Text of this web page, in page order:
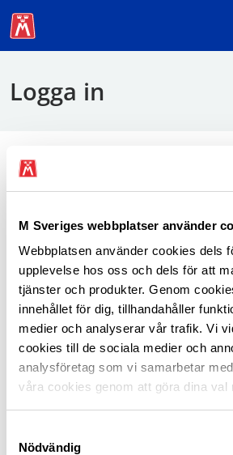
M Sveriges webbplatser använder
Webbplatsen använder cookies dels
upplevelse hos oss och dels för att
tjänster och produkter. Genom
innehållet för dig, tillhandahåller
medier och analyserar vår trafik. Vi
cookies till de sociala medier och
analysföretag som vi samarbetar
våra cookies genom att göra dina val
Nödvändig
Logga in
För att logga in behöver du
BankID.
Logga in som medlem